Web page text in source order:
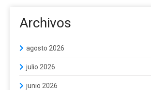
Archivos
agosto 2026
julio 2026
junio 2026